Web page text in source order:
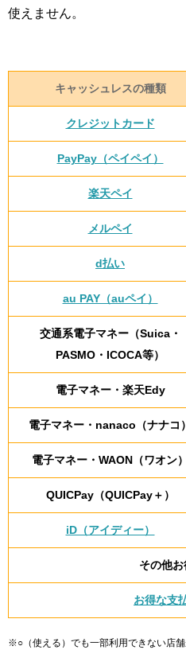
使えません。
キャッシュレスの種類
クレジットカード
PayPay（ペイペイ）
楽天ペイ
メルペイ
d払い
au PAY（auペイ）
交通系電子マネー（Suica・
PASMO・ICOCA等）
電子マネー・楽天Edy
電子マネー・nanaco（ナナコ）
電子マネー・WAON（ワオン）
QUICPay（QUICPay＋）
iD（アイディー）
その他
お得な支
※○（使える）でも一部利用できない店舗